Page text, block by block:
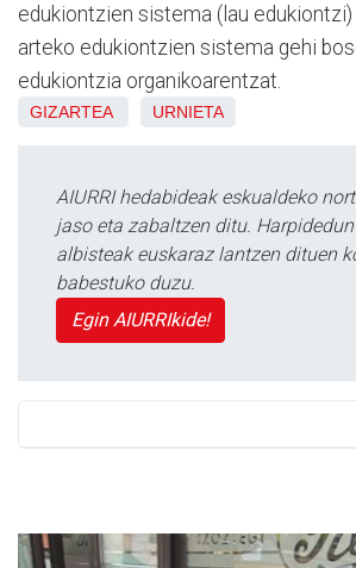
edukiontzien sistema (lau
arteko edukiontzien sistema gehi
edukiontzia organikoarentzat.
GIZARTEA URNIETA
AIURRI hedabideak eskualdeko
jaso eta zabaltzen ditu.
albisteak euskaraz lantzen dituen
babestuko duzu.
Egin AIURRIkide!